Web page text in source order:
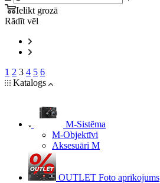
Ielikt grozā
Rādīt vēl
1 2 3 4 5 6
Katalogs
M-Sistēma
M-Objektīvi
Aksesuāri M
OUTLET Foto aprīkojums